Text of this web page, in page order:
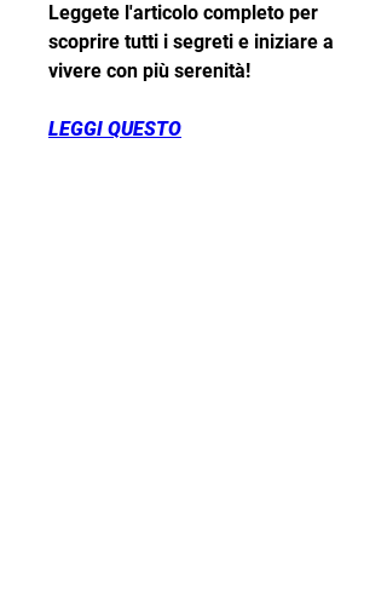
Leggete l'articolo completo per
scoprire tutti i segreti e iniziare a
vivere con più serenità!
LEGGI QUESTO